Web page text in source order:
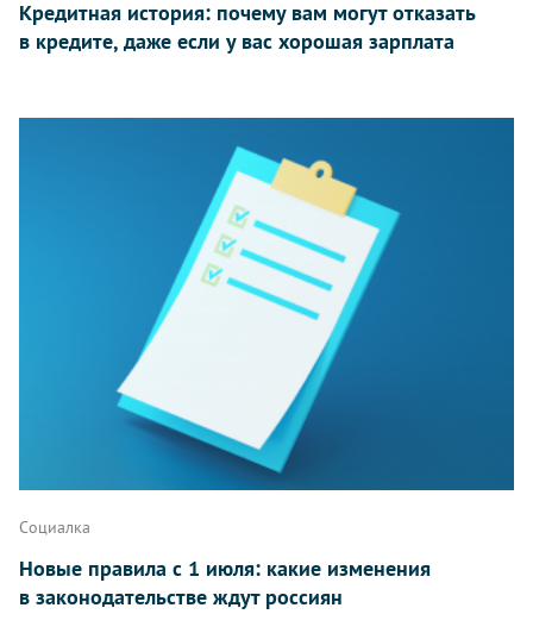
Кредитная история: почему вам могут отказать
в кредите, даже если у вас хорошая зарплата
Социалка
Новые правила с 1 июля: какие изменения
в законодательстве ждут россиян